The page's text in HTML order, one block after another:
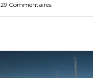
29 Commentaires